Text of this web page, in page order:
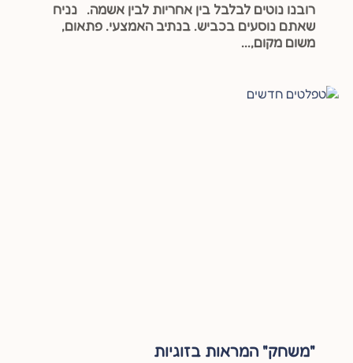
רובנו נוטים לבלבל בין אחריות לבין אשמה. נניח
שאתם נוסעים בכביש. בנתיב האמצעי. פתאום,
משום מקום,...
"משחק" המראות בזוגיות